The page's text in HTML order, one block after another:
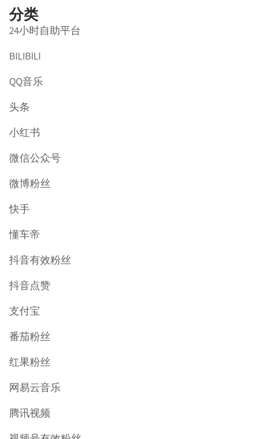
分类
24小时自助平台
BILIBILI
QQ音乐
头条
小红书
微信公众号
微博粉丝
快手
懂车帝
抖音有效粉丝
抖音点赞
支付宝
番茄粉丝
红果粉丝
网易云音乐
腾讯视频